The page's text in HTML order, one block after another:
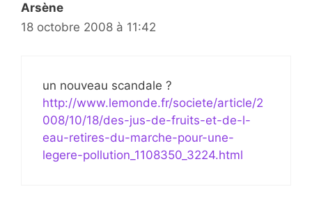
Arsène
18 octobre 2008 à 11:42
un nouveau scandale ?
http://www.lemonde.fr/societe/article/2
008/10/18/des-jus-de-fruits-et-de-l-
eau-retires-du-marche-pour-une-
legere-pollution_1108350_3224.html